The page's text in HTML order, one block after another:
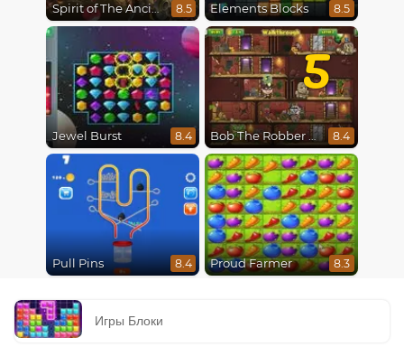
Spirit of The Ancient Forest 8.5 Elements Blocks 8.5
Jewel Burst 8.4
5
Bob The Robber 5 The Temple Adventure 8.4
Pull Pins 8.4 Proud Farmer 8.3
Игры Блоки